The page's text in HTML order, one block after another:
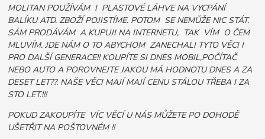
MOLITAN POUŽÍVÁM I PLASTOVÉ LÁHVE NA VYCPÁNÍ
BALÍKU ATD. ZBOŽÍ POJISTÍME. POTOM SE NEMŮŽE NIC STÁT.
SÁM PRODÁVÁM A KUPUJI NA INTERNETU, TAK VÍM O ČEM
MLUVÍM. JDE NÁM O TO ABYCHOM ZANECHALI TYTO VĚCI I
PRO DALŠÍ GENERACE!! KOUPÍTE SI DNES MOBIL,POČÍTAČ
NEBO AUTO A POROVNEJTE JAKOU MÁ HODNOTU DNES A ZA
DESET LET??. NAŠE VĚCI MAJÍ MAJÍ CENU STÁLOU TŘEBA I ZA
STO LET.!!!
POKUD ZAKOUPÍTE VÍC VĚCÍ U NÁS MŮŽETE PO DOHODĚ
UŠETŘIT NA POŠTOVNÉM !!